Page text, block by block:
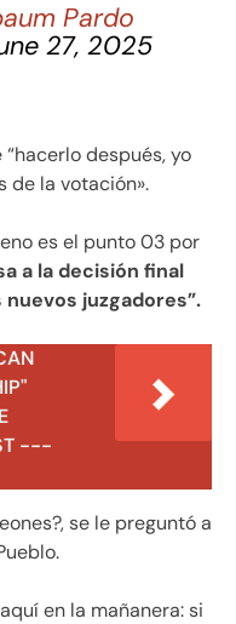
Pardo
27, 2025
después, yo
de la votación».
es el punto 03 por
a la decisión final
juzgadores”.
---
se le preguntó a
en la mañanera: si